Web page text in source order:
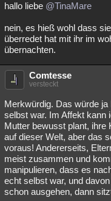
hallo liebe @TinaMare
nein, es hieß wohl dass
überredet hat mit ihr im
übernachten.
Comtesse
versteckt
Merkwürdig. Das würde
selbst war. Im Affekt kann
Mutter bewusst plant, ihre
auf dieser Welt, aber das
voraus! Andererseits,
meist zusammen und
manipulieren, dass es
echt selbst war, und
schon ausgehen, dann